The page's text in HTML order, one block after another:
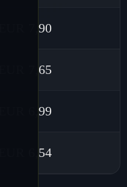
EUR 7,90
EUR 7,65
EUR 6,99
EUR 6,54